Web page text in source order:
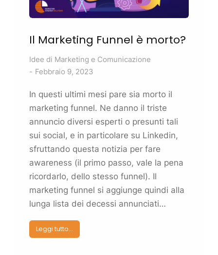
Il Marketing Funnel è morto?
Idee di Marketing e Comunicazione
Febbraio 9, 2023
In questi ultimi mesi pare sia morto il
marketing funnel. Ne danno il triste
annuncio diversi esperti o presunti tali
sui social, e in particolare su Linkedin,
sfruttando questa notizia per fare
awareness (il primo passo, vale la pena
ricordarlo, dello stesso funnel). Il
marketing funnel si aggiunge quindi alla
lunga lista dei decessi annunciati…
Leggi tutto...